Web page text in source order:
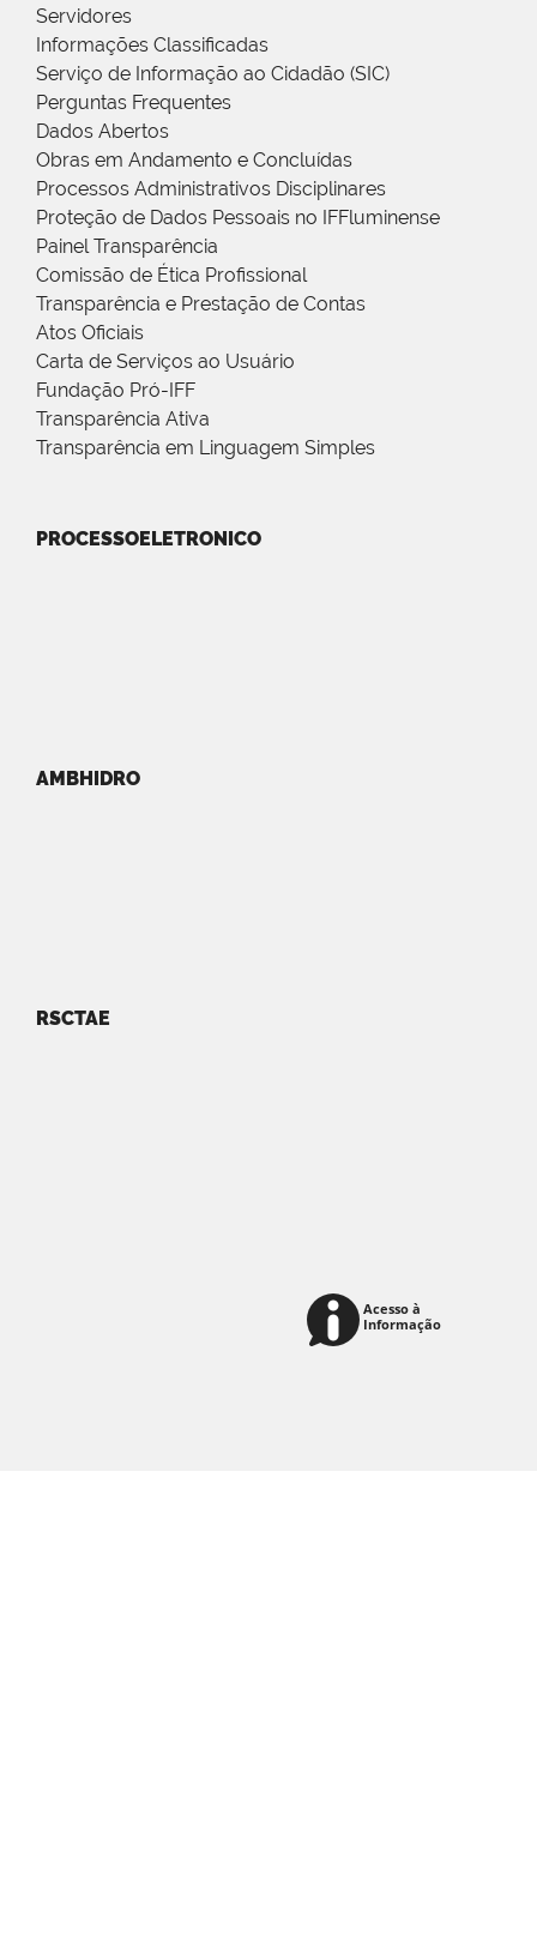
Servidores
Informações Classificadas
Serviço de Informação ao Cidadão (SIC)
Perguntas Frequentes
Dados Abertos
Obras em Andamento e Concluídas
Processos Administrativos Disciplinares
Proteção de Dados Pessoais no IFFluminense
Painel Transparência
Comissão de Ética Profissional
Transparência e Prestação de Contas
Atos Oficiais
Carta de Serviços ao Usuário
Fundação Pró-IFF
Transparência Ativa
Transparência em Linguagem Simples
PROCESSOELETRONICO
AMBHIDRO
RSCTAE